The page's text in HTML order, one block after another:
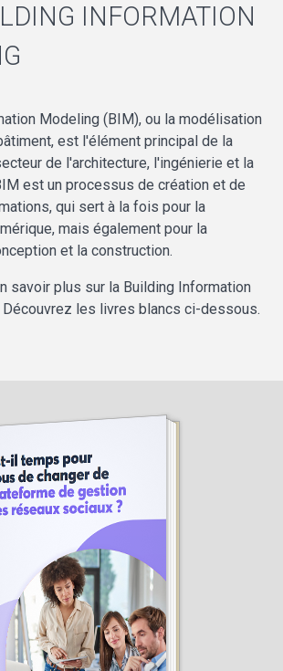
INFORMATION
Modeling (BIM), ou la modélisation
est l'élément principal de la
de l'architecture, l'ingénierie et la
est un processus de création et de
qui sert à la fois pour la
mais également pour la
et la construction.
savoir plus sur la Building Information
les livres blancs ci-dessous.